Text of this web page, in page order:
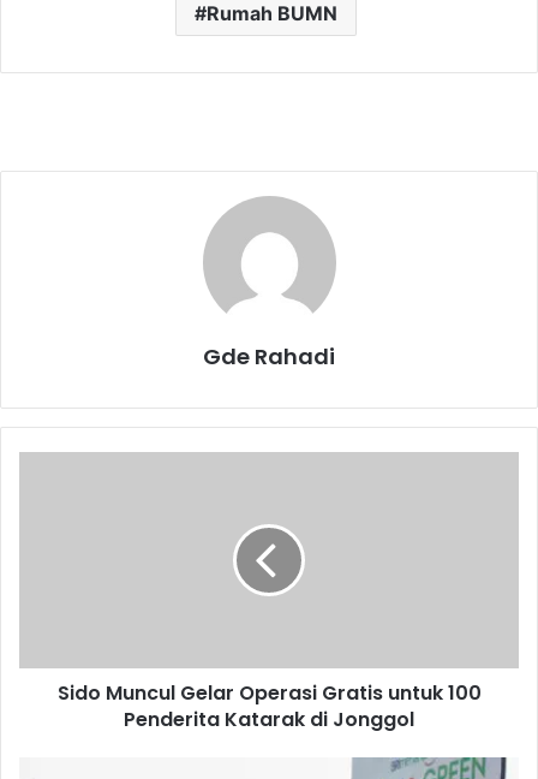
Rumah BUMN
Gde Rahadi
u
Sido Muncul Gelar Operasi Gratis untuk 100
Penderita Katarak di Jonggol